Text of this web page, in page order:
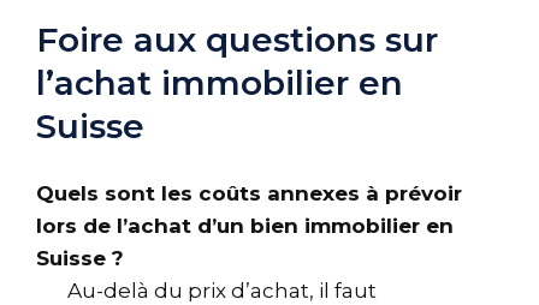
Foire aux questions sur
l’achat immobilier en
Suisse
Quels sont les coûts annexes à prévoir
lors de l’achat d’un bien immobilier en
Suisse ?
Au-delà du prix d’achat, il faut